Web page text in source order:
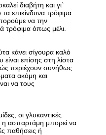
διαβήτη και γι`
επικίνδυνα τρόφιμα
να την
τρόφιμα όπως μέλι.
κάνει σίγουρα καλό
είναι επίσης στη λίστα
περιέχουν συνήθως
ακόμη και
να τους
οι γλυκαντικές
η ασπαρτάμη μπορεί να
παθήσεις ή